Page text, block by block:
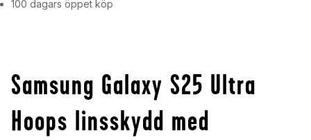
100 dagars öppet köp
Samsung Galaxy S25 Ultra
Hoops linsskydd med